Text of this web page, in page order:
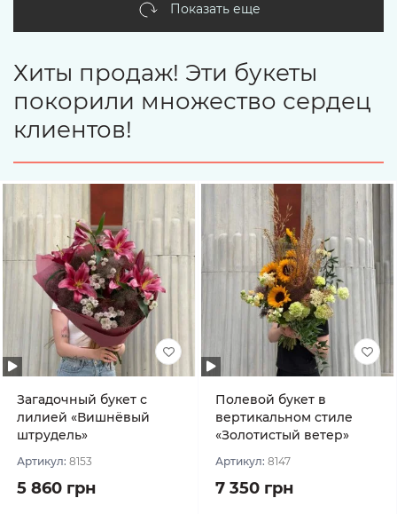
Показать еще
Хиты продаж! Эти букеты
покорили множество сердец
клиентов!
Загадочный букет с
лилией «Вишнёвый
штрудель»
Артикул: 8153
5 860 грн
Полевой букет в
вертикальном стиле
«Золотистый ветер»
Артикул: 8147
7 350 грн